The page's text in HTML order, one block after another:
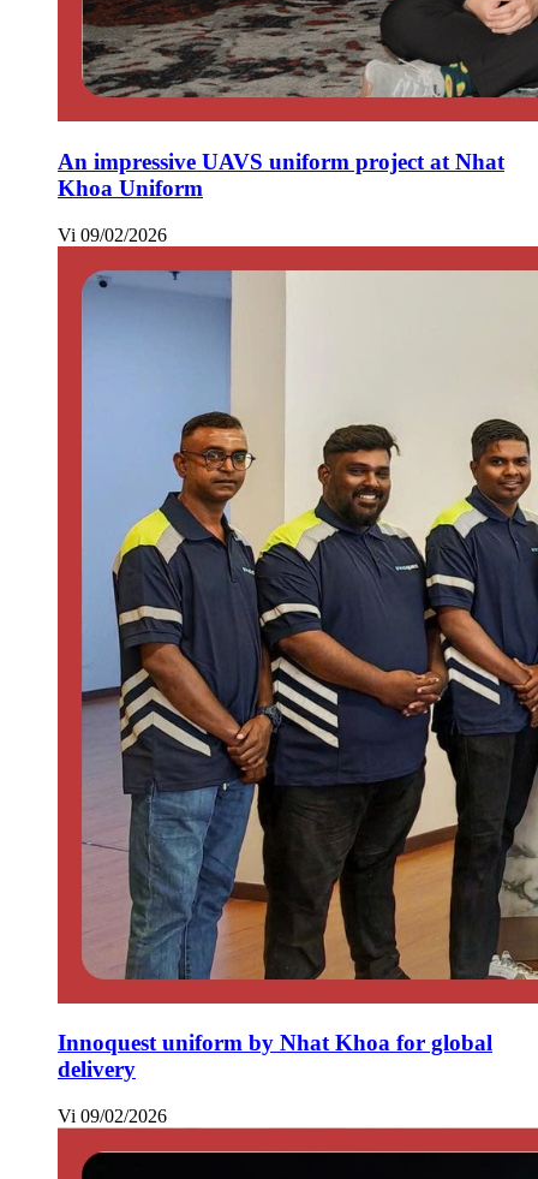
An impressive UAVS uniform project at Nhat
Khoa Uniform
Vi 09/02/2026
Innoquest uniform by Nhat Khoa for global
delivery
Vi 09/02/2026